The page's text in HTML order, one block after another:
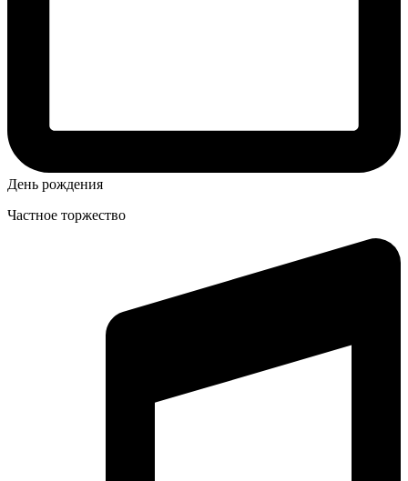
День рождения
Частное торжество